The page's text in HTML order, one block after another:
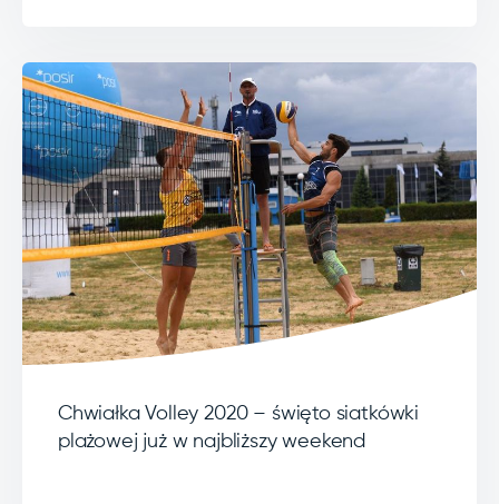
Chwiałka Volley 2020 – święto siatkówki
plażowej już w najbliższy weekend